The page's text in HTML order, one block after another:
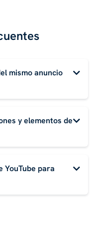
mismo anuncio
y elementos de
YouTube para